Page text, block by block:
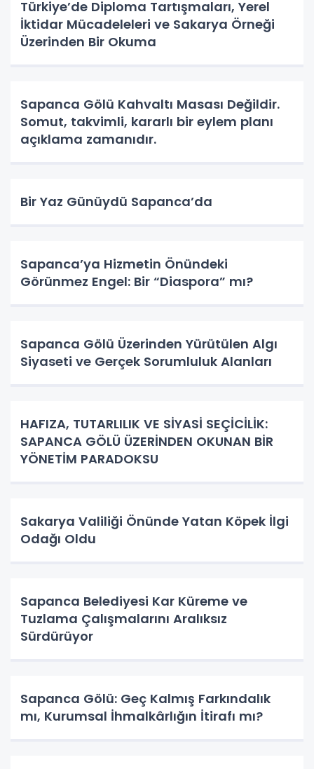
Türkiye’de Diploma Tartışmaları, Yerel
İktidar Mücadeleleri ve Sakarya Örneği
Üzerinden Bir Okuma
Sapanca Gölü Kahvaltı Masası Değildir.
Somut, takvimli, kararlı bir eylem planı
açıklama zamanıdır.
Bir Yaz Günüydü Sapanca’da
Sapanca’ya Hizmetin Önündeki
Görünmez Engel: Bir “Diaspora” mı?
Sapanca Gölü Üzerinden Yürütülen Algı
Siyaseti ve Gerçek Sorumluluk Alanları
HAFIZA, TUTARLILIK VE SİYASİ SEÇİCİLİK:
SAPANCA GÖLÜ ÜZERİNDEN OKUNAN BİR
YÖNETİM PARADOKSU
Sakarya Valiliği Önünde Yatan Köpek İlgi
Odağı Oldu
Sapanca Belediyesi Kar Küreme ve
Tuzlama Çalışmalarını Aralıksız
Sürdürüyor
Sapanca Gölü: Geç Kalmış Farkındalık
mı, Kurumsal İhmalkârlığın İtirafı mı?